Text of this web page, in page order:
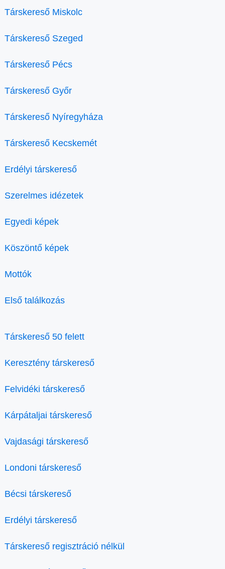
Társkereső Miskolc
Társkereső Szeged
Társkereső Pécs
Társkereső Győr
Társkereső Nyíregyháza
Társkereső Kecskemét
Erdélyi társkereső
Szerelmes idézetek
Egyedi képek
Köszöntő képek
Mottók
Első találkozás
Társkereső 50 felett
Keresztény társkereső
Felvidéki társkereső
Kárpátaljai társkereső
Vajdasági társkereső
Londoni társkereső
Bécsi társkereső
Erdélyi társkereső
Társkereső regisztráció nélkül